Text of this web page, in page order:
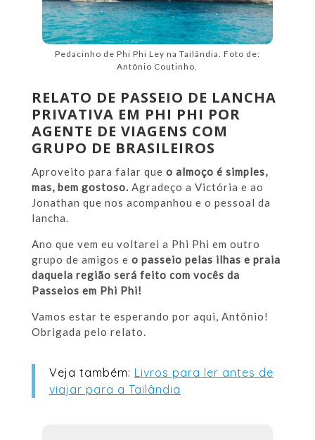
Pedacinho de Phi Phi Ley na Tailândia. Foto de:
Antônio Coutinho.
RELATO DE PASSEIO DE LANCHA
PRIVATIVA EM PHI PHI POR
AGENTE DE VIAGENS COM
GRUPO DE BRASILEIROS
Aproveito para falar que o almoço é simples,
mas, bem gostoso. Agradeço a Victória e ao
Jonathan que nos acompanhou e o pessoal da
lancha.
Ano que vem eu voltarei a Phi Phi em outro
grupo de amigos e o passeio pelas ilhas e praia
daquela região será feito com vocês da
Passeios em Phi Phi!
Vamos estar te esperando por aqui, Antônio!
Obrigada pelo relato.
Veja também: Livros para ler antes de
viajar para a Tailândia